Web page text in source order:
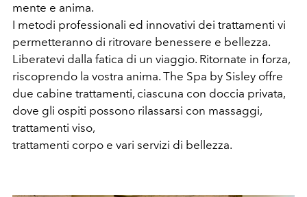
mente e anima.
I metodi professionali ed innovativi dei trattamenti vi
permetteranno di ritrovare benessere e bellezza.
Liberatevi dalla fatica di un viaggio. Ritornate in forza,
riscoprendo la vostra anima. The Spa by Sisley offre
due cabine trattamenti, ciascuna con doccia privata,
dove gli ospiti possono rilassarsi con massaggi,
trattamenti viso,
trattamenti corpo e vari servizi di bellezza.